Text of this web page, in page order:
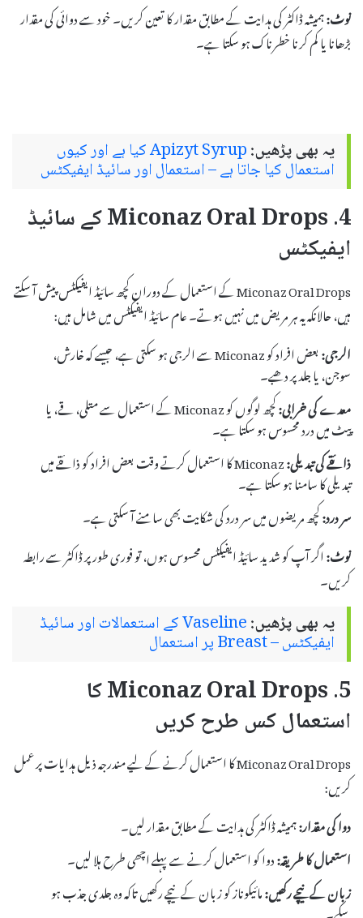
نوٹ:ہمیشہ ڈاکٹر کی ہدایت کے مطابق مقدار کا تعین کریں۔ خود سے دوائی کی مقدار
بڑھانا یا کم کرنا خطرناک ہو سکتا ہے۔
یہ بھی پڑھیں: Apizyt Syrup کیا ہے اور کیوں
استعمال کیا جاتا ہے – استعمال اور سائیڈ ایفیکٹس
4. Miconaz Oral Drops کے سائیڈ
ایفیکٹس
Miconaz Oral Drops کے استعمال کے دوران کچھ سائیڈ ایفیکٹس پیش آ سکتے
ہیں، حالانکہ یہ ہر مریض میں نہیں ہوتے۔ عام سائیڈ ایفیکٹس میں شامل ہیں:
الرجی:
بعض افراد کو Miconaz سے الرجی ہو سکتی ہے، جیسے کہ خارش،
سوجن، یا جلد پر دھبے۔
معدے کی خرابی:
کچھ لوگوں کو Miconaz کے استعمال سے متلی، قے، یا
پیٹ میں درد محسوس ہو سکتا ہے۔
ذائقے کی تبدیلی:
Miconaz کا استعمال کرتے وقت بعض افراد کو ذائقے میں
تبدیلی کا سامنا ہو سکتا ہے۔
سر درد:کچھ مریضوں میں سر درد کی شکایت بھی سامنے آ سکتی ہے۔
نوٹ:اگر آپ کو شدید سائیڈ ایفیکٹس محسوس ہوں، تو فوری طور پر ڈاکٹر سے رابطہ
کریں۔
یہ بھی پڑھیں: Vaseline کے استعمالات اور سائیڈ
ایفیکٹس – Breast پر استعمال
5. Miconaz Oral Drops کا
استعمال کس طرح کریں
Miconaz Oral Drops کا استعمال کرنے کے لیے مندرجہ ذیل ہدایات پر عمل
کریں:
دوا کی مقدار:ہمیشہ ڈاکٹر کی ہدایت کے مطابق مقدار لیں۔
استعمال کا طریقہ:دوا کو استعمال کرنے سے پہلے اچھی طرح ہلا لیں۔
زبان کے نیچے رکھیں:مائیکوناز کو زبان کے نیچے رکھیں تاکہ وہ جلدی جذب ہو
سکے۔